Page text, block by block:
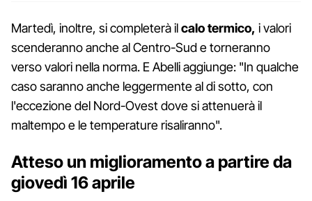
Martedì, inoltre, si completerà ilcalo termico, i valori
scenderanno anche al Centro-Sud e torneranno
verso valori nella norma. E Abelli aggiunge: "In qualche
caso saranno anche leggermente al di sotto, con
l'eccezione del Nord-Ovest dove si attenuerà il
maltempo e le temperature risaliranno".
Atteso un miglioramento a partire da
giovedì 16 aprile